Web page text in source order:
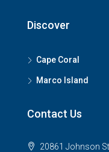
Discover
Cape Coral
Marco Island
Contact Us
20861 Johnson